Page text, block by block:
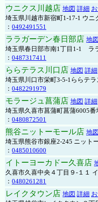
ウニクス川越店 地図 詳細
埼玉県川越市新宿町1-17-1 ウニ
： 0492491551
ララガーデン春日部店 地図
埼玉県春日部市南1丁目1-1 ラ
： 0487317411
ららテラス川口店 地図 詳細
埼玉県川口市栄町3-5-1ららテ
： 0482291979
モラージュ菖蒲店 地図 詳細
埼玉県久喜市菖蒲町菖蒲6005番
： 0480872501
熊谷ニットーモール店 地図
埼玉県熊谷市銀座2-245 ニット
： 0485010600
イトーヨーカドー久喜店
久喜市久喜中央４丁目９-１１
： 0480261281
レイクタウン店 地図 詳細